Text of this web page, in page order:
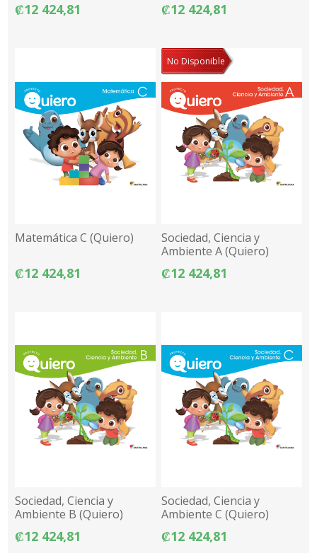
₡12 424,81 ₡12 424,81
Matemática C (Quiero)
₡12 424,81
No Disponible
Sociedad, Ciencia y
Ambiente A (Quiero)
₡12 424,81
Sociedad, Ciencia y
Ambiente B (Quiero)
₡12 424,81
Sociedad, Ciencia y
Ambiente C (Quiero)
₡12 424,81